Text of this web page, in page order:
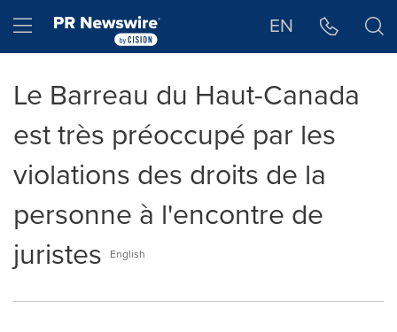
Hamburger menu EN
Le Barreau du Haut-Canada
est très préoccupé par les
violations des droits de la
personne à l'encontre de
juristes
English